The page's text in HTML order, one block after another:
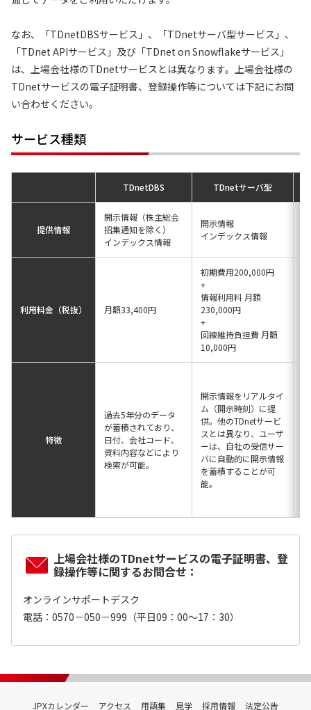
なお、「TDnetDBSサービス」、「TDnetサーバ型サービス」、
「TDnet APIサービス」及び「TDnet on Snowflakeサービス」
は、上場会社様のTDnetサービスとは異なります。上場会社様の
TDnetサービスの電子証明書、登録操作等については下記にお問
い合わせください。
サービス種類
TDnetDBS TDnetサーバ型
提供情報
開示情報（株主総会
招集通知を除く）
インデックス情報
開示情報
インデックス情報
利用料金（税抜） 月額33,400円
初期費用200,000円
+
情報利用料 月額
230,000円
+
回線維持負担費 月額
10,000円
特徴
過去5年分のデータ
が蓄積されており、
日付、会社コード、
資料内容などにより
検索が可能。
開示情報をリアルタイ
ム（開示時刻）に提
供。他のTDnetサービ
スとは異なり、ユーザ
ーは、自社の受信サー
バに自動的に開示情報
を蓄積することが可
能。
上場会社様のTDnetサービスの電子証明書、登
録操作等に関するお問合せ：
オンラインサポートデスク
電話：0570－050－999（平日09：00～17：30）
JPXカレンダー アクセス 用語集 見学 採用情報 法定公告